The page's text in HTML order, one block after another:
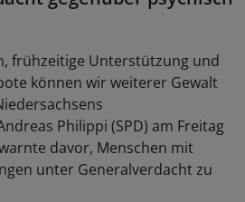
frühzeitige Unterstützung und
können wir weiterer Gewalt
Philippi (SPD) am Freitag
davor, Menschen mit
unter Generalverdacht zu